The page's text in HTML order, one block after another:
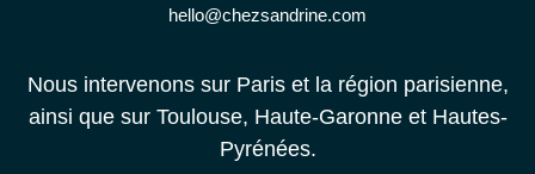
hello@chezsandrine.com
Nous intervenons sur Paris et la région parisienne,
ainsi que sur Toulouse, Haute-Garonne et Hautes-
Pyrénées.